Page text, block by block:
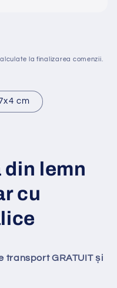
la finalizarea comenzii.
cm
din lemn
cu
transport GRATUIT și